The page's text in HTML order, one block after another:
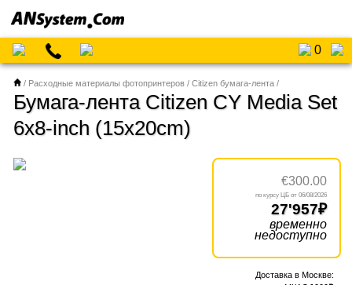
0
Расходные материалы фотопринтеров Citizen бумага-лента
Бумага-лента Citizen CY Media Set
6x8-inch (15x20cm)
€300.00
06/08/2026
27'957
временно
недоступно